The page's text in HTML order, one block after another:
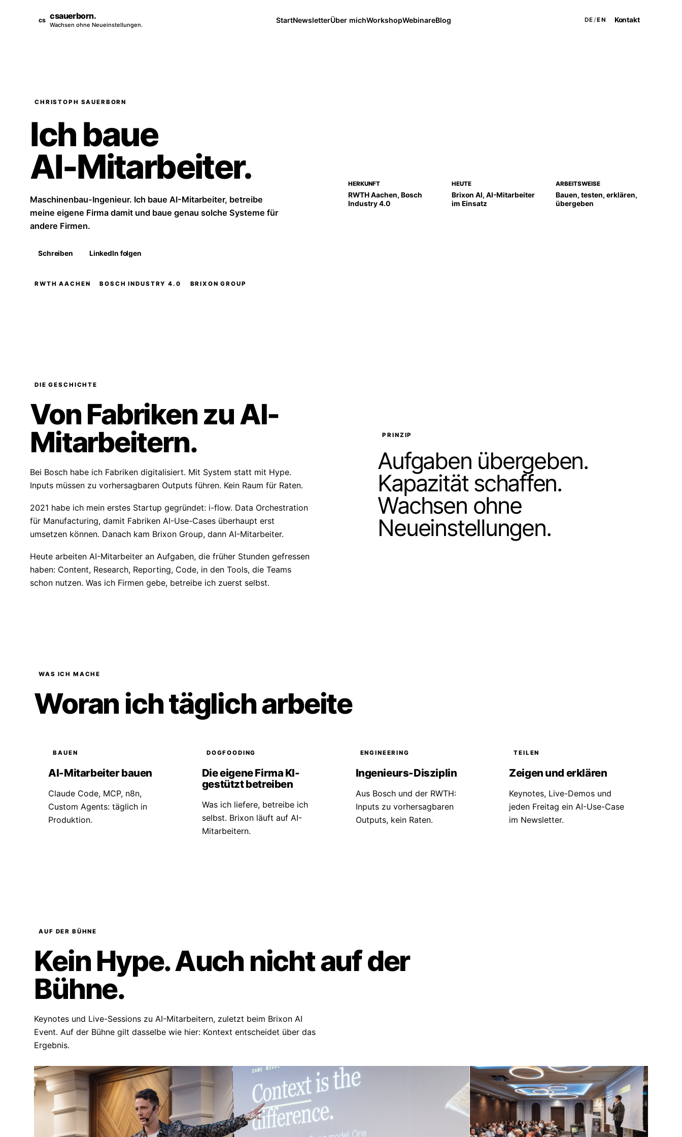
csauerborn.
Wachsen ohne Neueinstellungen.
StartNewsletterÜber michWorkshopWebinareBlog DE/EN Kontakt
CHRISTOPH SAUERBORN
Ich baue
AI-Mitarbeiter.
Maschinenbau-Ingenieur. Ich baue AI-Mitarbeiter, betreibe
meine eigene Firma damit und baue genau solche Systeme für
andere Firmen.
Schreiben LinkedIn folgen
RWTH AACHEN BOSCH INDUSTRY 4.0 BRIXON GROUP
HERKUNFT
RWTH Aachen, Bosch
Industry 4.0
HEUTE
Brixon AI, AI-Mitarbeiter
im Einsatz
ARBEITSWEISE
Bauen, testen, erklären,
übergeben
DIE GESCHICHTE
Von Fabriken zu AI-
Mitarbeitern.
Bei Bosch habe ich Fabriken digitalisiert. Mit System statt mit Hype.
Inputs müssen zu vorhersagbaren Outputs führen. Kein Raum für Raten.
2021 habe ich mein erstes Startup gegründet: i-flow. Data Orchestration
für Manufacturing, damit Fabriken AI-Use-Cases überhaupt erst
umsetzen können. Danach kam Brixon Group, dann AI-Mitarbeiter.
Heute arbeiten AI-Mitarbeiter an Aufgaben, die früher Stunden gefressen
haben: Content, Research, Reporting, Code, in den Tools, die Teams
schon nutzen. Was ich Firmen gebe, betreibe ich zuerst selbst.
PRINZIP
Aufgaben übergeben.
Kapazität schaffen.
Wachsen ohne
Neueinstellungen.
WAS ICH MACHE
Woran ich täglich arbeite
BAUEN
AI-Mitarbeiter bauen
Claude Code, MCP, n8n,
Custom Agents: täglich in
Produktion.
DOGFOODING
Die eigene Firma KI-
gestützt betreiben
Was ich liefere, betreibe ich
selbst. Brixon läuft auf AI-
Mitarbeitern.
ENGINEERING
Ingenieurs-Disziplin
Aus Bosch und der RWTH:
Inputs zu vorhersagbaren
Outputs, kein Raten.
TEILEN
Zeigen und erklären
Keynotes, Live-Demos und
jeden Freitag ein AI-Use-Case
im Newsletter.
AUF DER BÜHNE
Kein Hype. Auch nicht auf der
Bühne.
Keynotes und Live-Sessions zu AI-Mitarbeitern, zuletzt beim Brixon AI
Event. Auf der Bühne gilt dasselbe wie hier: Kontext entscheidet über das
Ergebnis.